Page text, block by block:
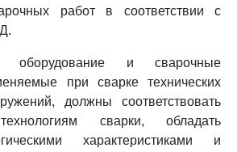
работ в соответствии с
оборудование и сварочные
при сварке технических
должны соответствовать
сварки, обладать
характеристиками и